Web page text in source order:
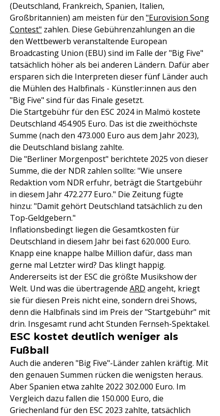
(Deutschland, Frankreich, Spanien, Italien,
Großbritannien) am meisten für den "Eurovision Song
Contest" zahlen. Diese Gebührenzahlungen an die
den Wettbewerb veranstaltende European
Broadcasting Union (EBU) sind im Falle der "Big Five"
tatsächlich höher als bei anderen Ländern. Dafür aber
ersparen sich die Interpreten dieser fünf Länder auch
die Mühlen des Halbfinals - Künstler:innen aus den
"Big Five" sind für das Finale gesetzt.
Die Startgebühr für den ESC 2024 in Malmö kostete
Deutschland 454.905 Euro. Das ist die zweithöchste
Summe (nach den 473.000 Euro aus dem Jahr 2023),
die Deutschland bislang zahlte.
Die "Berliner Morgenpost" berichtete 2025 von dieser
Summe, die der NDR zahlen sollte: "Wie unsere
Redaktion vom NDR erfuhr, beträgt die Startgebühr
in diesem Jahr 472.277 Euro." Die Zeitung fügte
hinzu: "Damit gehört Deutschland tatsächlich zu den
Top-Geldgebern."
Inflationsbedingt liegen die Gesamtkosten für
Deutschland in diesem Jahr bei fast 620.000 Euro.
Knapp eine knappe halbe Million dafür, dass man
gerne mal Letzter wird? Das klingt happig.
Andererseits ist der ESC die größte Musikshow der
Welt. Und was die übertragende ARD angeht, kriegt
sie für diesen Preis nicht eine, sondern drei Shows,
denn die Halbfinals sind im Preis der "Startgebühr" mit
drin. Insgesamt rund acht Stunden Fernseh-Spektakel.
ESC kostet deutlich weniger als
Fußball
Auch die anderen "Big Five"-Länder zahlen kräftig. Mit
den genauen Summen rücken die wenigsten heraus.
Aber Spanien etwa zahlte 2022 302.000 Euro. Im
Vergleich dazu fallen die 150.000 Euro, die
Griechenland für den ESC 2023 zahlte, tatsächlich